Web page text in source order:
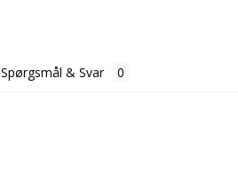
Spørgsmål & Svar